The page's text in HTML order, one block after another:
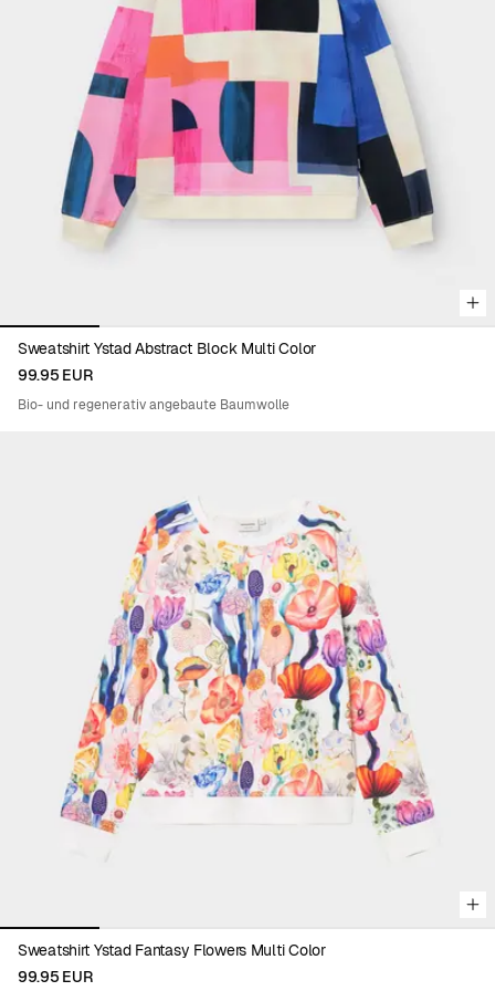
unseres CO2-Fußabdrucks.
Viewing image 1 of 5
Sweatshirt Ystad Abstract Block Multi Color
99.95 EUR
Bio- und regenerativ angebaute Baumwolle
Viewing image 1 of 5
Sweatshirt Ystad Fantasy Flowers Multi Color
99.95 EUR